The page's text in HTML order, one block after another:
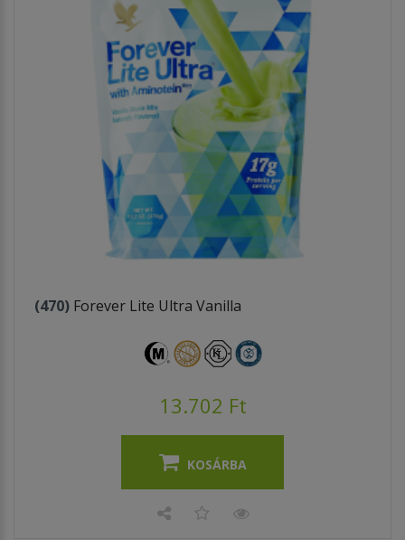
(470) Forever Lite Ultra Vanilla
13.702 Ft
KOSÁRBA